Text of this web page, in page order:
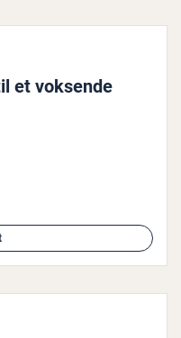
et voksende